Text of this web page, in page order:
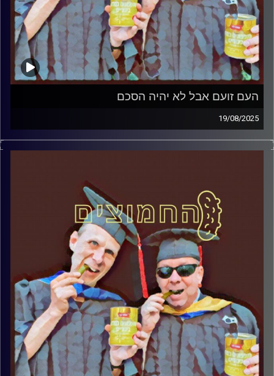
העם זועם אבל לא יהיה הסכם
19/08/2025
המערכת הפוליטית על ספת הפסיכולוג, עם פרופסור בועז בן-
דוד ופרופסור גלעד הירשברגר
קרדיט תמונות:AudioVersity